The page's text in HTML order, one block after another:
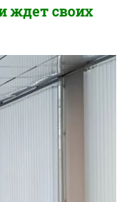
ждет своих